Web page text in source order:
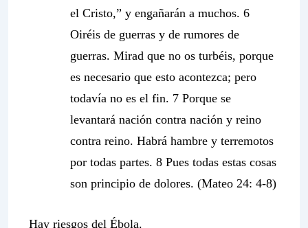
el Cristo,” y engañarán a muchos. 6
Oiréis de guerras y de rumores de
guerras. Mirad que no os turbéis, porque
es necesario que esto acontezca; pero
todavía no es el fin. 7 Porque se
levantará nación contra nación y reino
contra reino. Habrá hambre y terremotos
por todas partes. 8 Pues todas estas cosas
son principio de dolores. (Mateo 24: 4-8)
Hay riesgos del Ébola.